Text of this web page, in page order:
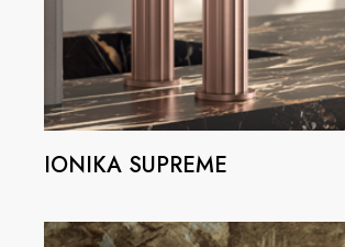
CHI
PRODOTTI
NEWS &
IONIKA SUPREME